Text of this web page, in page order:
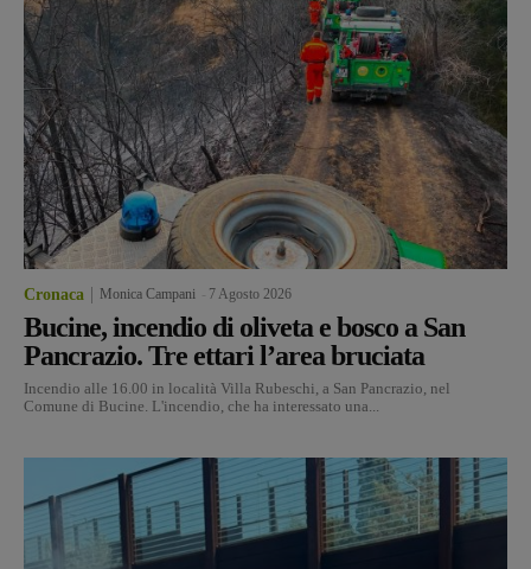
Cronaca Monica Campani 7 Agosto 2026
Bucine, incendio di oliveta e bosco a San
Pancrazio. Tre ettari l’area bruciata
Incendio alle 16.00 in località Villa Rubeschi, a San Pancrazio, nel
Comune di Bucine. L'incendio, che ha interessato una...